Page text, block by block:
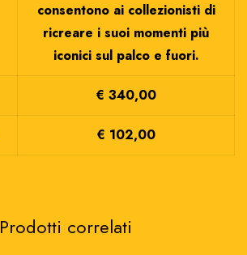
consentono ai collezionisti di
ricreare i suoi momenti più
iconici sul palco e fuori.
€ 340,00
€ 102,00
Prodotti correlati